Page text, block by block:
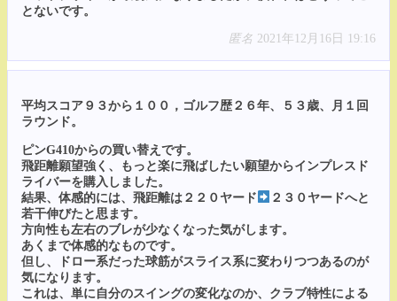
とないです。
匿名 2021年12月16日 19:16
平均スコア９３から１００，ゴルフ歴２６年、５３歳、月１回
ラウンド。
ピンG410からの買い替えです。
飛距離願望強く、もっと楽に飛ばしたい願望からインプレスド
ライバーを購入しました。
結果、体感的には、飛距離は２２０ヤード
２３０ヤードへと
若干伸びたと思ます。
方向性も左右のブレが少なくなった気がします。
あくまで体感的なものです。
但し、ドロー系だった球筋がスライス系に変わりつつあるのが
気になります。
これは、単に自分のスイングの変化なのか、クラブ特性による